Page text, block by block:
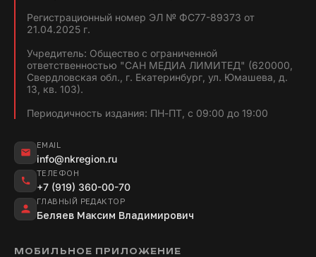
Регистрационный номер ЭЛ № ФС77-89373 от
21.04.2025 г.
Учредитель: Общество с ограниченной
ответственностью "САН МЕДИА ЛИМИТЕД" (620000,
Свердловская обл., г. Екатеринбург, ул. Юмашева, д.
13, кв. 103).
Периодичность издания: ПН-ПТ, с 09:00 до 19:00
EMAIL
info@nkregion.ru
ТЕЛЕФОН
+7 (919) 360-00-70
ГЛАВНЫЙ РЕДАКТОР
Беляев Максим Владимирович
МОБИЛЬНОЕ ПРИЛОЖЕНИЕ